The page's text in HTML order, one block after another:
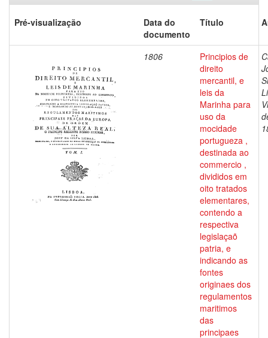
Pré-visualização
Data do
documento
Título
1806
Principios de
direito
mercantil, e
leis da
Marinha para
uso da
mocidade
portugueza ,
destinada ao
commercio ,
divididos em
oito tratados
elementares,
contendo a
respectiva
legislaçaõ
patria, e
indicando as
fontes
originaes dos
regulamentos
maritimos
das
principaes